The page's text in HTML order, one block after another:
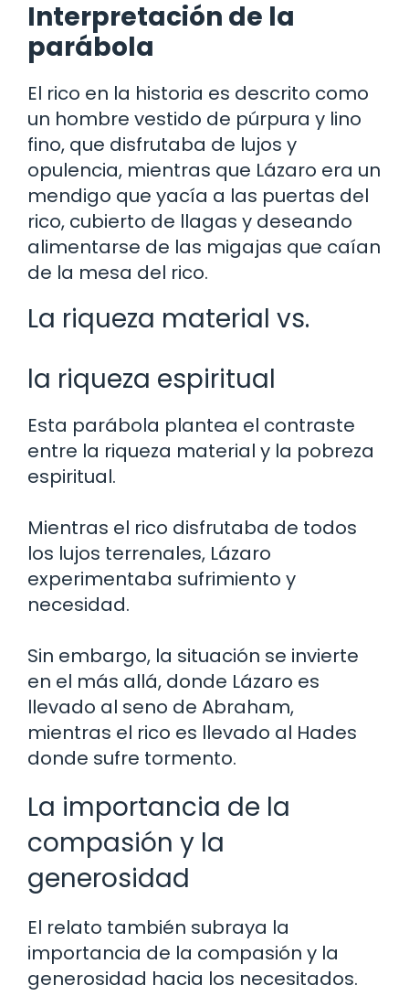
Interpretación de la
parábola
El rico en la historia es descrito como
un hombre vestido de púrpura y lino
fino, que disfrutaba de lujos y
opulencia, mientras que Lázaro era un
mendigo que yacía a las puertas del
rico, cubierto de llagas y deseando
alimentarse de las migajas que caían
de la mesa del rico.
La riqueza material vs.
la riqueza espiritual
Esta parábola plantea el contraste
entre la riqueza material y la pobreza
espiritual.
Mientras el rico disfrutaba de todos
los lujos terrenales, Lázaro
experimentaba sufrimiento y
necesidad.
Sin embargo, la situación se invierte
en el más allá, donde Lázaro es
llevado al seno de Abraham,
mientras el rico es llevado al Hades
donde sufre tormento.
La importancia de la
compasión y la
generosidad
El relato también subraya la
importancia de la compasión y la
generosidad hacia los necesitados.